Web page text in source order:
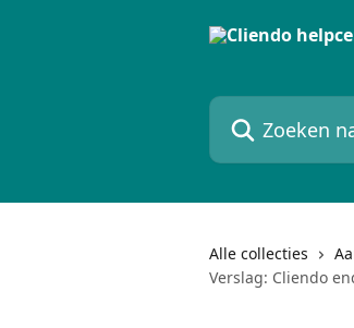
Zoeken naar
Alle collecties
Verslag: Cliendo